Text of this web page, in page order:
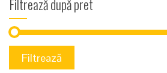
Filtrează după pret
Filtrează